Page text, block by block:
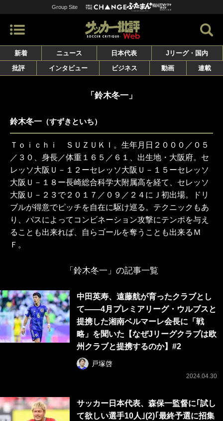
Group Site
新着 ニュース 日本代表
Jリーグ・国内
批評
インタビュー ビジネス 動画 連載
「鈴木冬一」
鈴木冬一 （すずきといち）
Ｔｏｉｃｈｉ ＳＵＺＵＫＩ。生年月日２０００／０５
／３０、身長／体重１６５／６１、出生地・大阪府。セ
レッソ大阪Ｕ－１２ーセレッソ大阪Ｕ－１５ーセレッソ
大阪Ｕ－１８ー長崎総合科学大附属高を経て、セレッソ
大阪Ｕ－２３で２０１７／０９／２４にＪ初出場。ドリ
ブルが得意でピッチを自在に駆け巡る。テクニックもあ
り、パスによってコンビネーション攻撃にテンポを与え
ることも出来れば、自らゴールを奪うことも出来るＭ
Ｆ。
「鈴木冬一」の記事一覧
中田英寿、遠藤航が育ったクラブとし
て――4月プレミアリーグ・ウルブスと
提携した湘南ベルマーレ会長に「戦
略」を聞いた【なぜJリーグクラブは欧
州クラブと提携するのか】#2
戸塚啓
2024.04.30
サッカー日本代表、森保一監督に｢試し
て欲しい選手10人｣(2)｢最終予選に招集